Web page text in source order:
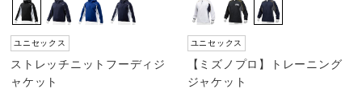
ユニセックス
ストレッチニットフーディジ
ャケット
ユニセックス
【ミズノプロ】トレーニング
ジャケット